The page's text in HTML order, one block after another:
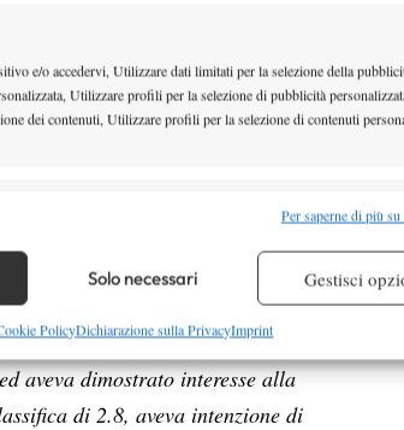
e/o accedervi, Utilizzare dati limitati per la selezione della
Utilizzare profili per la selezione di pubblicità
dei contenuti, Utilizzare profili per la selezione di contenuti
informazioni trasmesse automaticamente.
e rilevare frodi, correggere errori,
e contenuto, Salvare e comunicare le
Per saperne di più
Solo necessari Gestisci
PolicyDichiarazione sulla PrivacyImprint
di Tirrenia, ci aveva trascorso
ma quando i risultati arrivano
importante, che ha
il percorso da seguire.
che nascesse.
si è fatto da sé, ricavò una
sette anni più grande di me,
aveva dimostrato interesse alla
di 2.8, aveva intenzione di